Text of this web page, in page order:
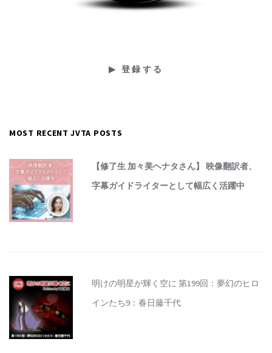
MOST RECENT JVTA POSTS
【修了生 加々美ヘナタさん】 映像翻訳者、
字幕ガイドライターとして幅広く活躍中
明けの明星が輝く空に 第199回：夢幻のヒロ
インたち9：春日藤千代